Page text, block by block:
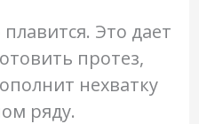
Это дает
протез,
нехватку
ряду.